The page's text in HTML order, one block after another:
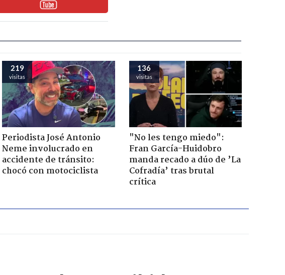
219
visitas
Periodista José Antonio
Neme involucrado en
accidente de tránsito:
chocó con motociclista
136
visitas
"No les tengo miedo":
Fran García-Huidobro
manda recado a dúo de ’La
Cofradía’ tras brutal
crítica